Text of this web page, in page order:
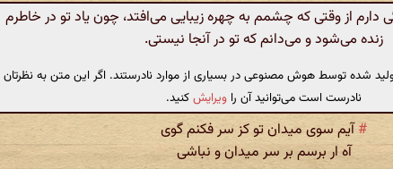
از وقتی که چشمم به چهره زیبایی می‌افتد، چون یاد تو در خاطرم
زنده می‌شود و می‌دانم که تو در آنجا نیستی.
شده توسط هوش مصنوعی در بسیاری از موارد نادرستند. اگر این متن به نظرتان
نادرست است می‌توانید آن را ویرایشکنید.
#آیم سوی میدان تو کز سر فکنم گوی
آه ار برسم بر سر میدان و نباشی